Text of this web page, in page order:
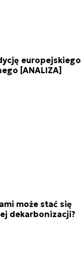
europejskiego
[ANALIZA]
może stać się
dekarbonizacji?